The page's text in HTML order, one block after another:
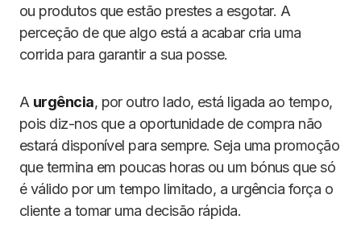
ou produtos que estão prestes a esgotar. A
perceção de que algo está a acabar cria uma
corrida para garantir a sua posse.
A urgência, por outro lado, está ligada ao tempo,
pois diz-nos que a oportunidade de compra não
estará disponível para sempre. Seja uma promoção
que termina em poucas horas ou um bónus que só
é válido por um tempo limitado, a urgência força o
cliente a tomar uma decisão rápida.